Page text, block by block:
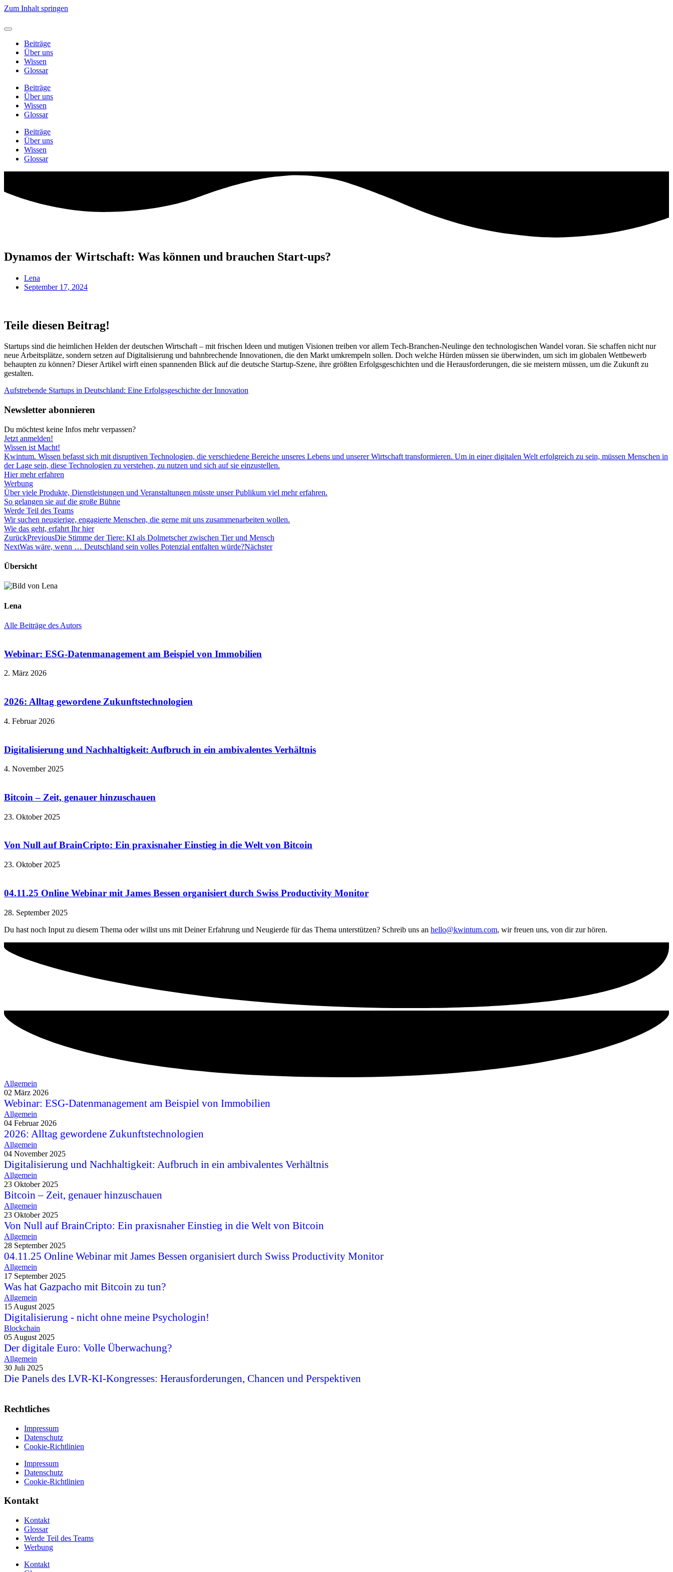
Zum Inhalt springen
Beiträge
Über uns
Wissen
Glossar
Beiträge
Über uns
Wissen
Glossar
Beiträge
Über uns
Wissen
Glossar
Dynamos der Wirtschaft: Was können und brauchen Start-ups?
Lena
September 17, 2024
Teile diesen Beitrag!
Startups sind die heimlichen Helden der deutschen Wirtschaft – mit frischen Ideen und mutigen Visionen treiben vor allem Tech-Branchen-Neulinge den technologischen Wandel voran. Sie schaffen nicht nur
neue Arbeitsplätze, sondern setzen auf Digitalisierung und bahnbrechende Innovationen, die den Markt umkrempeln sollen. Doch welche Hürden müssen sie überwinden, um sich im globalen Wettbewerb
behaupten zu können? Dieser Artikel wirft einen spannenden Blick auf die deutsche Startup-Szene, ihre größten Erfolgsgeschichten und die Herausforderungen, die sie meistern müssen, um die Zukunft zu
gestalten.
Aufstrebende Startups in Deutschland: Eine Erfolgsgeschichte der Innovation
Newsletter abonnieren
Du möchtest keine Infos mehr verpassen?
Jetzt anmelden!
Wissen ist Macht!
Kwintum. Wissen befasst sich mit disruptiven Technologien, die verschiedene Bereiche unseres Lebens und unserer Wirtschaft transformieren. Um in einer digitalen Welt erfolgreich zu sein, müssen Menschen in
der Lage sein, diese Technologien zu verstehen, zu nutzen und sich auf sie einzustellen.
Hier mehr erfahren
Werbung
Über viele Produkte, Dienstleistungen und Veranstaltungen müsste unser Publikum viel mehr erfahren.
So gelangen sie auf die große Bühne
Werde Teil des Teams
Wir suchen neugierige, engagierte Menschen, die gerne mit uns zusammenarbeiten wollen.
Wie das geht, erfahrt Ihr hier
ZurückPreviousDie Stimme der Tiere: KI als Dolmetscher zwischen Tier und Mensch
NextWas wäre, wenn … Deutschland sein volles Potenzial entfalten würde?Nächster
Übersicht
Lena
Alle Beiträge des Autors
Webinar: ESG-Datenmanagement am Beispiel von Immobilien
2. März 2026
2026: Alltag gewordene Zukunftstechnologien
4. Februar 2026
Digitalisierung und Nachhaltigkeit: Aufbruch in ein ambivalentes Verhältnis
4. November 2025
Bitcoin – Zeit, genauer hinzuschauen
23. Oktober 2025
Von Null auf BrainCripto: Ein praxisnaher Einstieg in die Welt von Bitcoin
23. Oktober 2025
04.11.25 Online Webinar mit James Bessen organisiert durch Swiss Productivity Monitor
28. September 2025
Du hast noch Input zu diesem Thema oder willst uns mit Deiner Erfahrung und Neugierde für das Thema unterstützen? Schreib uns an hello@kwintum.com, wir freuen uns, von dir zur hören.
Allgemein
02 März 2026
Webinar: ESG-Datenmanagement am Beispiel von Immobilien
Allgemein
04 Februar 2026
2026: Alltag gewordene Zukunftstechnologien
Allgemein
04 November 2025
Digitalisierung und Nachhaltigkeit: Aufbruch in ein ambivalentes Verhältnis
Allgemein
23 Oktober 2025
Bitcoin – Zeit, genauer hinzuschauen
Allgemein
23 Oktober 2025
Von Null auf BrainCripto: Ein praxisnaher Einstieg in die Welt von Bitcoin
Allgemein
28 September 2025
04.11.25 Online Webinar mit James Bessen organisiert durch Swiss Productivity Monitor
Allgemein
17 September 2025
Was hat Gazpacho mit Bitcoin zu tun?
Allgemein
15 August 2025
Digitalisierung - nicht ohne meine Psychologin!
Blockchain
05 August 2025
Der digitale Euro: Volle Überwachung?
Allgemein
30 Juli 2025
Die Panels des LVR-KI-Kongresses: Herausforderungen, Chancen und Perspektiven
Rechtliches
Impressum
Datenschutz
Cookie-Richtlinien
Impressum
Datenschutz
Cookie-Richtlinien
Kontakt
Kontakt
Glossar
Werde Teil des Teams
Werbung
Kontakt